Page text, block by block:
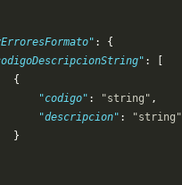
: {
: [
{
"codigo"
: "string" ,
"descripcion"
:
"string"
}